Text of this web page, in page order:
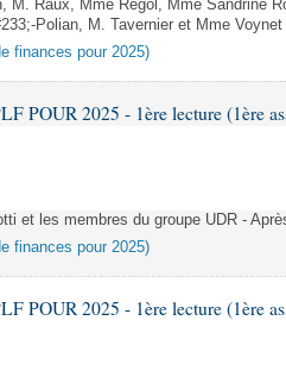
M. Raux, Mme Regol, Mme Sandrine
Polian, M. Tavernier et Mme
finances pour 2025)
POUR 2025 - 1ère lecture (1ère
et les membres du groupe UDR -
finances pour 2025)
POUR 2025 - 1ère lecture (1ère